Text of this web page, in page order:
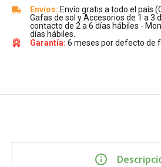
Envíos: Envío gratis a todo el país
Gafas de sol y Accesorios de 1 a 3
contacto de 2 a 6 días hábiles -
días hábiles.
Garantía: 6 meses por defecto de